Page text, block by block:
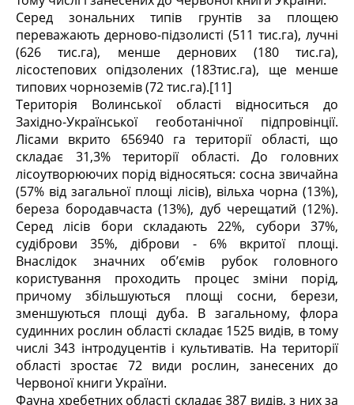
Серед зональних типів грунтів за площею
переважають дерново-підзолисті (511 тис.га), лучні
(626 тис.га), менше дернових (180 тис.га),
лісостепових опідзолених (183тис.га), ще менше
типових чорноземів (72 тис.га).[11]
Територія Волинської області відноситься до
Західно-Української геоботанічної підпровінції.
Лісами вкрито 656940 га території області, що
складає 31,3% території області. До головних
лісоутворюючих порід відносяться: сосна звичайна
(57% від загальної площі лісів), вільха чорна (13%),
береза бородавчаста (13%), дуб черещатий (12%).
Серед лісів бори складають 22%, субори 37%,
судіброви 35%, діброви - 6% вкритої площі.
Внаслідок значних об’ємів рубок головного
користування проходить процес зміни порід,
причому збільшуються площі сосни, берези,
зменшуються площі дуба. В загальному, флора
судинних рослин області складає 1525 видів, в тому
числі 343 інтродуцентів і культиватів. На території
області зростає 72 види рослин, занесених до
Червоної книги України.
Фауна хребетних області складає 387 видів, з них за